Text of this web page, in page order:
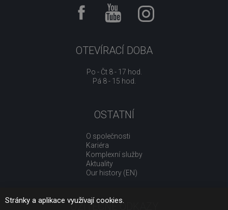
OTEVÍRACÍ DOBA
Po - Čt 8 - 17 hod.
Pá 8 - 15 hod.
OSTATNÍ
O společnosti
Kariéra
Komplexní služby
Aktuality
Our history (EN)
UŽITEČNÉ ODKAZY
Stránky a aplikace využívají cookies.